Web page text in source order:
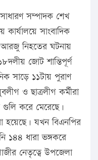
সম্পাদক শেখ
সাংবাদিক
আরজু নিহতের ঘটনায়
জোট শান্তিপূর্ণ
সাড়ে ১১টায় পুরাণ
ও ছাত্রলীগ কর্মীরা
করে মেরেছে।
হয়েছে। যখন বিএনপির
১৪৪ ধারা ভঙ্গকরে
নেতৃত্বে উপজেলা